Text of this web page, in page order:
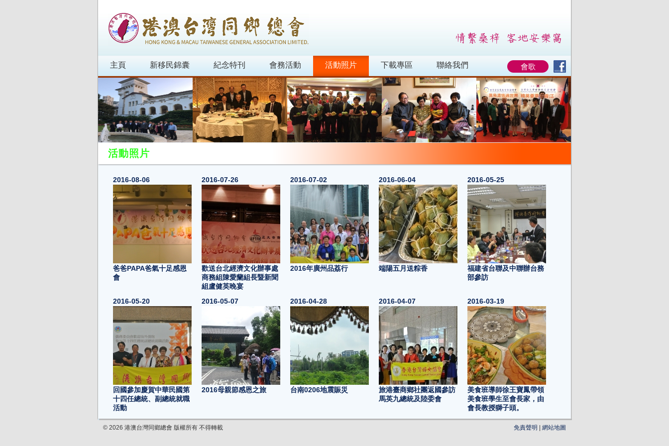
主頁 新移民錦囊 紀念特刊 會務活動 活動照片 下載專區 聯絡我們 會歌
活動照片
2016-08-06
爸爸PAPA爸氣十足感恩
會
2016-07-26
歡送台北經濟文化辦事處
商務組陳愛蘭組長暨新聞
組盧健英晚宴
2016-07-02
2016年廣州品荔行
2016-06-04
端陽五月送粽香
2016-05-25
福建省台聯及中聯辦台務
部參訪
2016-05-20
回國參加慶賀中華民國第
十四任總統、副總統就職
活動
2016-05-07
2016母親節感恩之旅
2016-04-28
台南0206地震賑災
2016-04-07
旅港臺商鄉社團返國參訪
馬英九總統及陸委會
2016-03-19
美食班導師徐王寶鳳帶領
美食班學生至會長家，由
會長教授獅子頭。
2016-03-14
2016-03-05 2016-03-05 2016-03-05 2016-03-05
© 2026 港澳台灣同鄉總會 版權所有 不得轉載 免責聲明 網站地圖